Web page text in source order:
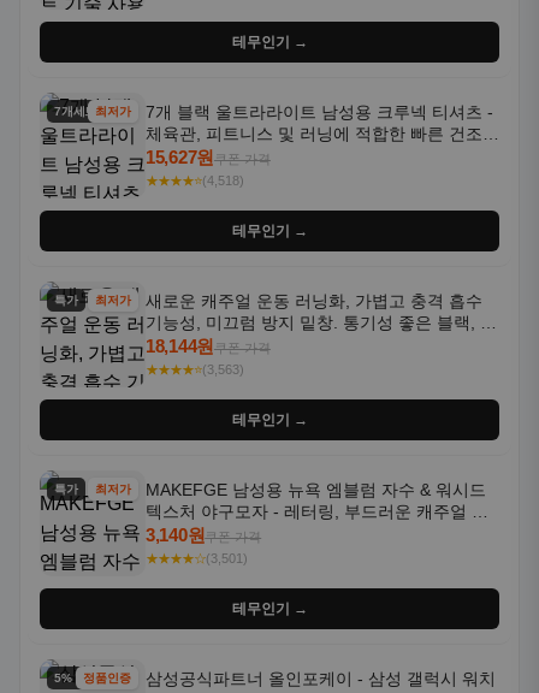
테무인기 →
7개세트최저가
7개 블랙 울트라라이트 남성용 크루넥 티셔츠 -
체육관, 피트니스 및 러닝에 적합한 빠른 건조,
통기성 좋은 수분 흡수 반팔 운동복
15,627원쿠폰 가격
★★★★⭐(4,518)
테무인기 →
특가 최저가
새로운 캐주얼 운동 러닝화, 가볍고 충격 흡수
기능성, 미끄럼 방지 밑창. 통기성 좋은 블랙, 화
이트, 퍼플 그라데이션 색상
18,144원쿠폰 가격
★★★★⭐(3,563)
테무인기 →
특가 최저가
MAKEFGE 남성용 뉴욕 엠블럼 자수 & 워시드
텍스처 야구모자 - 레터링, 부드러운 캐주얼 모
자, NYC 스타일
3,140원쿠폰 가격
★★★★☆(3,501)
테무인기 →
5% 할인정품인증
삼성공식파트너 올인포케이 - 삼성 갤럭시 워치